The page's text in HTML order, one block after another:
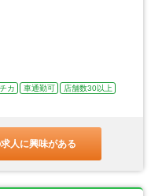
カ 車通勤可
店舗数30以上
人に興味がある